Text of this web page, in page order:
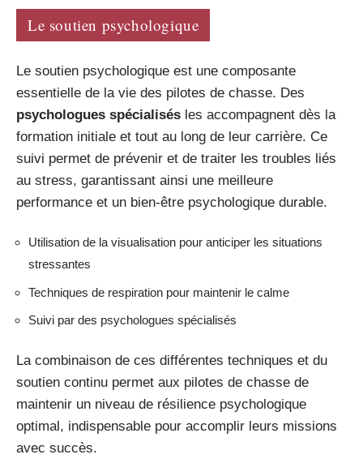
Le soutien psychologique
Le soutien psychologique est une composante
essentielle de la vie des pilotes de chasse. Des
psychologues spécialisés les accompagnent dès la
formation initiale et tout au long de leur carrière. Ce
suivi permet de prévenir et de traiter les troubles liés
au stress, garantissant ainsi une meilleure
performance et un bien-être psychologique durable.
Utilisation de la visualisation pour anticiper les situations
stressantes
Techniques de respiration pour maintenir le calme
Suivi par des psychologues spécialisés
La combinaison de ces différentes techniques et du
soutien continu permet aux pilotes de chasse de
maintenir un niveau de résilience psychologique
optimal, indispensable pour accomplir leurs missions
avec succès.